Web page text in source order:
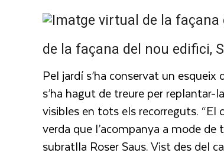
de la façana del nou edifici,
Pel jardí s’ha conservat un
s’ha hagut de treure per replantar-
visibles en tots els recorreguts. “El
verda que l’acompanya a mode
subratlla Roser Saus. Vist des del